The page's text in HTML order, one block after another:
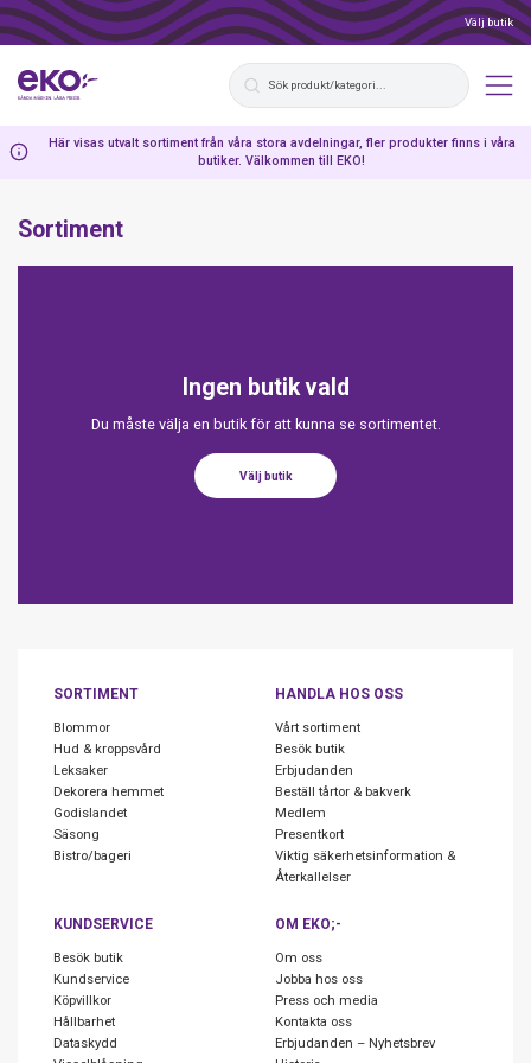
Välj butik
Här visas utvalt sortiment från våra stora avdelningar, fler produkter finns i våra
butiker. Välkommen till EKO!
Sortiment
Ingen butik vald
Du måste välja en butik för att kunna se sortimentet.
Välj butik
SORTIMENT
Blommor
Hud & kroppsvård
Leksaker
Dekorera hemmet
Godislandet
Säsong
Bistro/bageri
HANDLA HOS OSS
Vårt sortiment
Besök butik
Erbjudanden
Beställ tårtor & bakverk
Medlem
Presentkort
Viktig säkerhetsinformation &
Återkallelser
KUNDSERVICE
Besök butik
Kundservice
Köpvillkor
Hållbarhet
Dataskydd
OM EKO;-
Om oss
Jobba hos oss
Press och media
Kontakta oss
Erbjudanden – Nyhetsbrev